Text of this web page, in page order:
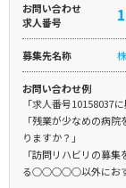
お問い合わせ
求人番号
募集先名称
お問い合わせ例
「求人番号10158037
「残業が少なめの病
りますか？」
「訪問リハビリの募
る○○○○○以外におす